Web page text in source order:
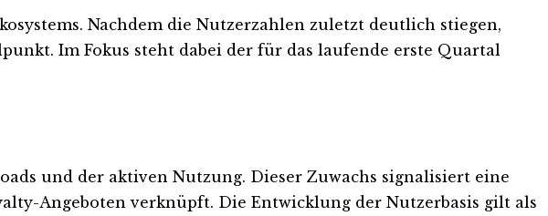
Nachdem die Nutzerzahlen zuletzt deutlich stiegen,
Im Fokus steht dabei der für das laufende erste Quartal
und der aktiven Nutzung. Dieser Zuwachs signalisiert eine
Angeboten verknüpft. Die Entwicklung der Nutzerbasis gilt als